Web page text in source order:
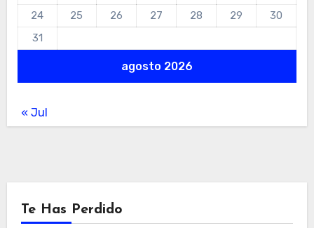
agosto 2026
24
25 26 27 28 29
30
31
« Jul
Te Has Perdido